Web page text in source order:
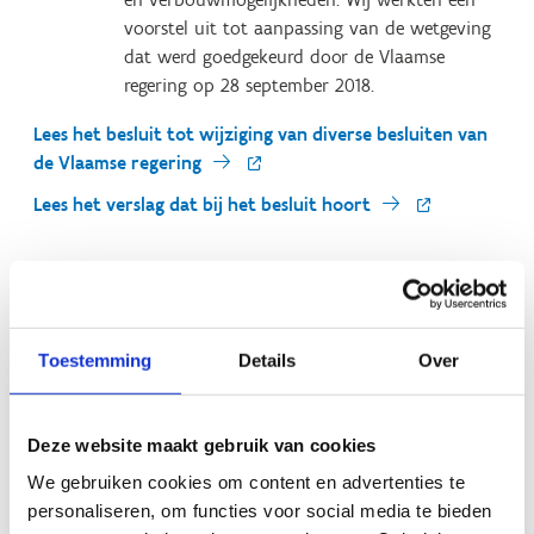
Toestemming Details Over
Deze website maakt gebruik van cookies
We gebruiken cookies om content en advertenties te
personaliseren, om functies voor social media te bieden
voorstel uit tot aanpassing van de wetgeving
dat werd goedgekeurd door de Vlaamse
regering op 28 september 2018.
Lees het besluit tot wijziging van diverse besluiten van
de Vlaamse regering
Lees het verslag dat bij het besluit hoort
Wat kan Sport Vlaanderen voor jou
betekenen?
Onderzoeken of nieuwe wetgevende initiatieven